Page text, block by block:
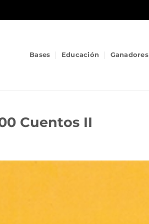
Bases Educación Ganadores
Cuentos II